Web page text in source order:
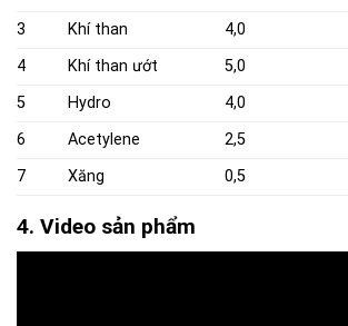
3
Khí than 4,0
4
Khí than ướt 5,0
5
Hydro 4,0
6
Acetylene 2,5
7
Xăng 0,5
4. Video sản phẩm